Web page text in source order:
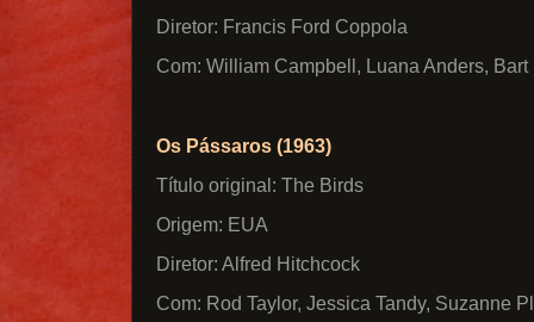
Diretor: Francis Ford Coppola
Com: William Campbell, Luana Anders,
Os Pássaros (1963)
Título original: The Birds
Origem: EUA
Diretor: Alfred Hitchcock
Com: Rod Taylor, Jessica Tandy, Suzanne